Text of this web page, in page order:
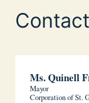
Ms. Quinell
Mayor
Corporation of St.